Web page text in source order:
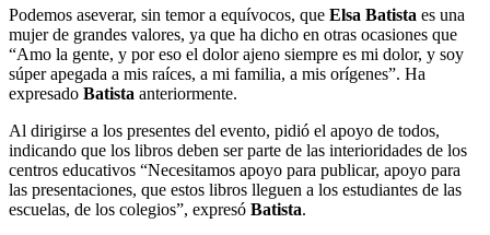
Podemos aseverar, sin temor a equívocos, que Elsa Batista es una
mujer de grandes valores, ya que ha dicho en otras ocasiones que
“Amo la gente, y por eso el dolor ajeno siempre es mi dolor, y soy
súper apegada a mis raíces, a mi familia, a mis orígenes”. Ha
expresado Batista anteriormente.
Al dirigirse a los presentes del evento, pidió el apoyo de todos,
indicando que los libros deben ser parte de las interioridades de los
centros educativos “Necesitamos apoyo para publicar, apoyo para
las presentaciones, que estos libros lleguen a los estudiantes de las
escuelas, de los colegios”, expresó Batista.